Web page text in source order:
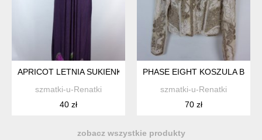
APRICOT LETNIA SUKIENKA MAXI NA BIUST / L
szmatki-u-Renatki
40 zł
PHASE EIGHT KOSZULA
szmatki-u-Renatki
70 zł
zobacz wszystkie produkty